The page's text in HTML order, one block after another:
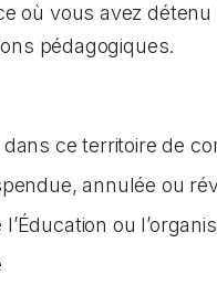
où vous avez détenu
pédagogiques.
ce territoire de
annulée ou
ou